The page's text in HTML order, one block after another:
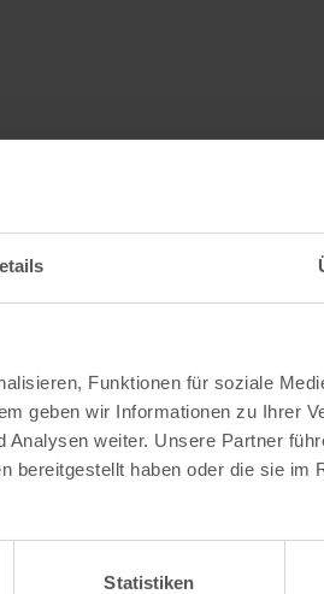
Funktionen für soziale
geben wir Informationen zu Ihrer
weiter. Unsere Partner
bereitgestellt haben oder die sie im
Statistiken